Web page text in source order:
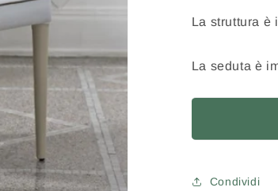
La struttura è
La seduta è
Condividi